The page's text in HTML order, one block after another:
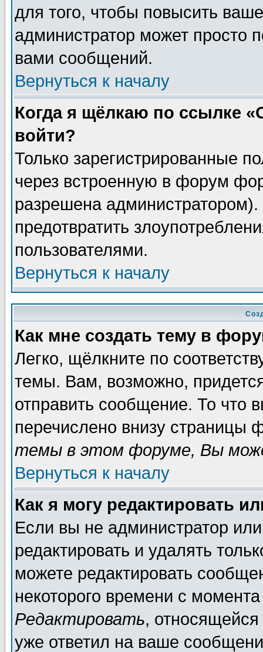
для того, чтобы повысить
администратор может просто
вами сообщений.
Вернуться к началу
Когда я щёлкаю по ссылке
войти?
Только зарегистрированные
через встроенную в форум
разрешена
предотвратить
пользователями.
Вернуться к началу
Как мне создать тему в
Легко, щёлкните по
темы. Вам, возможно,
отправить сообщение. То что
перечислено внизу страницы
темы в этом форуме, Вы
Вернуться к началу
Как я могу редактировать
Если вы не администратор
редактировать и удалять
можете редактировать
некоторого времени с
Редактировать,
уже ответил на ваше